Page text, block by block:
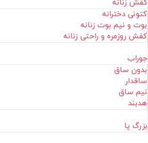
کفش زنانه
کتونی دخترانه
بوت و نیم بوت زنانه
کفش روزمره و راحتی زنانه
جوراب
بدون ساق
ساقدار
نیم ساق
هدبند
بزرگ پا